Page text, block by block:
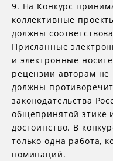
9. На Конкурс
коллективные
должны
Присланные
и электронные
рецензии авторам
должны
законодательства
общепринятой этике
достоинство. В
только одна работа,
номинаций.